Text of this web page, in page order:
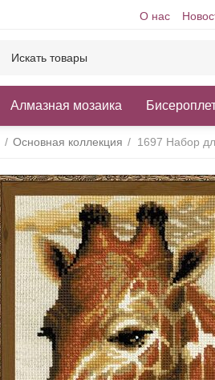
О нас
Алмазная мозаика
/ Основная коллекция / 1697 Набор